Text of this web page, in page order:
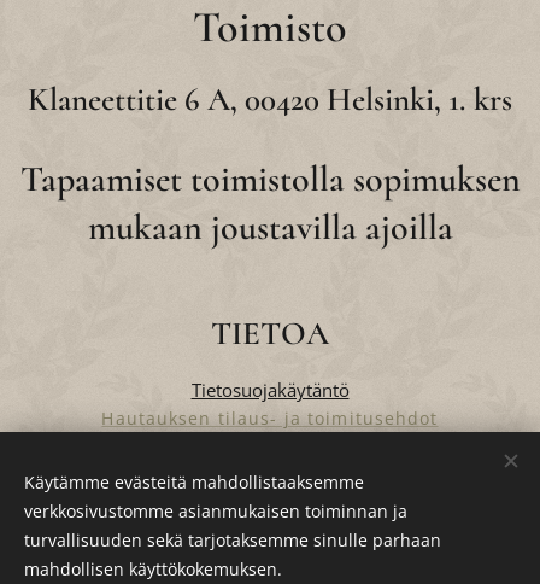
Toimisto
Klaneettitie 6 A, 00420 Helsinki, 1. krs
Tapaamiset toimistolla sopimuksen
mukaan joustavilla ajoilla
TIETOA
Tietosuojakäytäntö
Hautauksen tilaus- ja toimitusehdot
Evästeet
Käytämme evästeitä mahdollistaaksemme
verkkosivustomme asianmukaisen toiminnan ja
turvallisuuden sekä tarjotaksemme sinulle parhaan
mahdollisen käyttökokemuksen.